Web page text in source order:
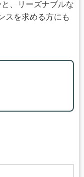
、リーズナブルな
スを求める方にも